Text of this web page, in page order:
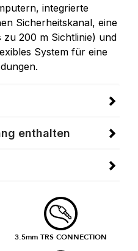
integrierte
Sicherheitskanal, eine
zu 200 m Sichtlinie) und
System für eine
enthalten
3.5mm TRS CONNECTION